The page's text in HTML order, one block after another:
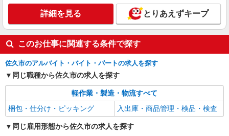
キープ 詳細を見る
詳細を見る とりあえずキープ
このお仕事に関連する条件で探す
佐久市のアルバイト・バイト・パートの求人を探す
同じ職種から佐久市の求人を探す
軽作業・製造・物流すべて
梱包・仕分け・ピッキング
入出庫・商品管理・検品・検査
同じ雇用形態から佐久市の求人を探す